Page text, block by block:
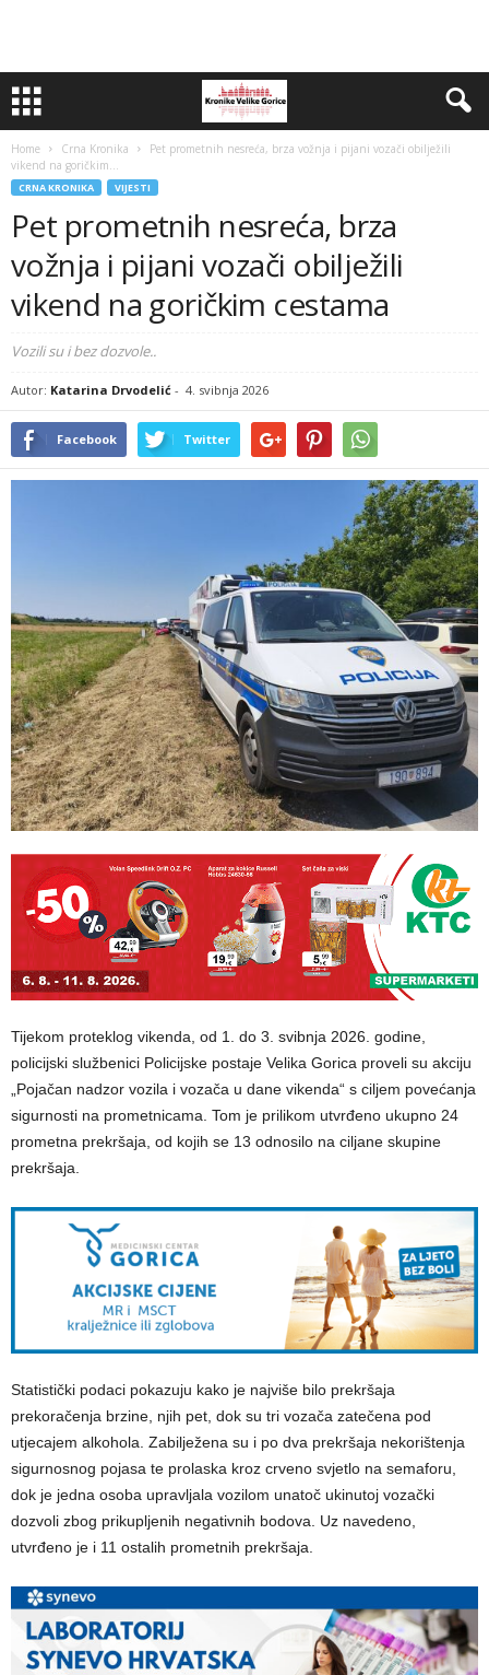
Home Crna Kronika
Pet prometnih nesreća, brza vožnja i pijani vozači obilježili
vikend na goričkim...
CRNA KRONIKA VIJESTI
Pet prometnih nesreća, brza
vožnja i pijani vozači obilježili
vikend na goričkim cestama
Vozili su i bez dozvole..
Autor: Katarina Drvodelić - 4. svibnja 2026
Facebook Twitter
Tijekom proteklog vikenda, od 1. do 3. svibnja 2026. godine,
policijski službenici Policijske postaje Velika Gorica proveli su akciju
„Pojačan nadzor vozila i vozača u dane vikenda“ s ciljem povećanja
sigurnosti na prometnicama. Tom je prilikom utvrđeno ukupno 24
prometna prekršaja, od kojih se 13 odnosilo na ciljane skupine
prekršaja.
Statistički podaci pokazuju kako je najviše bilo prekršaja
prekoračenja brzine, njih pet, dok su tri vozača zatečena pod
utjecajem alkohola. Zabilježena su i po dva prekršaja nekorištenja
sigurnosnog pojasa te prolaska kroz crveno svjetlo na semaforu,
dok je jedna osoba upravljala vozilom unatoč ukinutoj vozački
dozvoli zbog prikupljenih negativnih bodova. Uz navedeno,
utvrđeno je i 11 ostalih prometnih prekršaja.